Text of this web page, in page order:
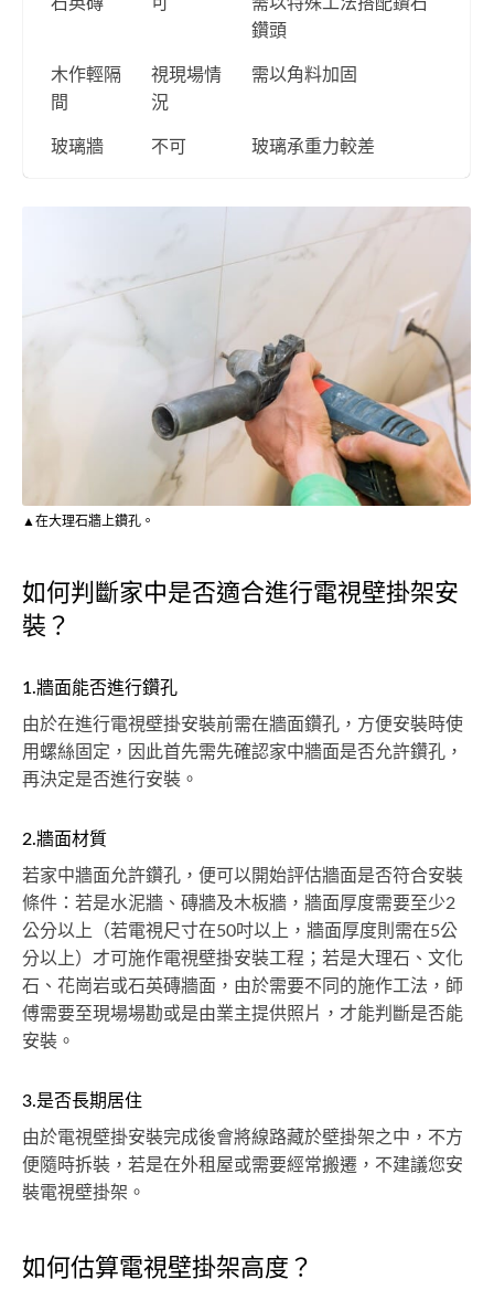
鑽頭
木作輕隔
間
視現場情
況
需以角料加固
玻璃牆 不可 玻璃承重力較差
▲在大理石牆上鑽孔。
如何判斷家中是否適合進行電視壁掛架安
裝？
1.牆面能否進行鑽孔
由於在進行電視壁掛安裝前需在牆面鑽孔，方便安裝時使
用螺絲固定，因此首先需先確認家中牆面是否允許鑽孔，
再決定是否進行安裝。
2.牆面材質
若家中牆面允許鑽孔，便可以開始評估牆面是否符合安裝
條件：若是水泥牆、磚牆及木板牆，牆面厚度需要至少2
公分以上（若電視尺寸在50吋以上，牆面厚度則需在5公
分以上）才可施作電視壁掛安裝工程；若是大理石、文化
石、花崗岩或石英磚牆面，由於需要不同的施作工法，師
傅需要至現場場勘或是由業主提供照片，才能判斷是否能
安裝。
3.是否長期居住
由於電視壁掛安裝完成後會將線路藏於壁掛架之中，不方
便隨時拆裝，若是在外租屋或需要經常搬遷，不建議您安
裝電視壁掛架。
如何估算電視壁掛架高度？